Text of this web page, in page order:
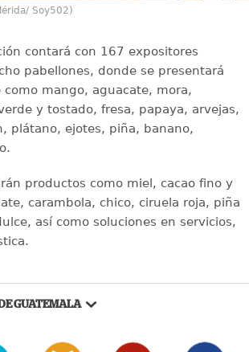
Soy502)
contará con 167 expositores
pabellones, donde se presentará
mango, aguacate, mora,
y tostado, fresa, papaya, arvejas,
plátano, ejotes, piña, banano,
productos como miel, cacao fino y
carambola, chico, ciruela roja, piña
así como soluciones en servicios,
GUATEMALA